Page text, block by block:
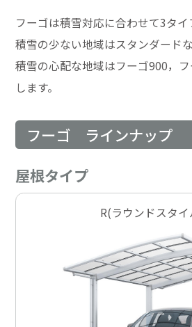
フーゴは積雪対応に合わせて3タ
積雪の少ない地域はスタンダードな
積雪の心配な地域はフーゴ900，
します。
フーゴ ラインナップ
屋根タイプ
R(ラウンドスタイ